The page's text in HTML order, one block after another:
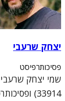
יצחק שרעבי
פסיכותרפיסט
שמי יצחק שרעבי,
33914)